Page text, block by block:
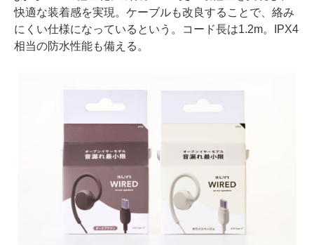
快適な装着感を実現。ケーブルも改良することで、絡み
にくい仕様になっているという。コード長は1.2m。IPX4
相当の防水性能も備える。